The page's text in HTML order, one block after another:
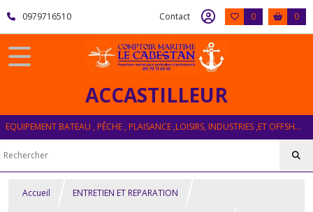
0979716510 Contact 0 0
ACCASTILLEUR
EQUIPEMENT BATEAU , PÊCHE , PLAISANCE ,LOISIRS, INDUSTRIES ,ET OFFSHORE
Accueil ENTRETIEN ET REPARATION